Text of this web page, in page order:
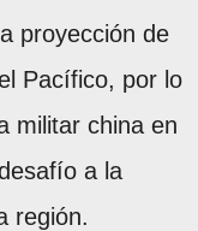
proyección de
Pacífico, por lo
militar china en
a la
región.